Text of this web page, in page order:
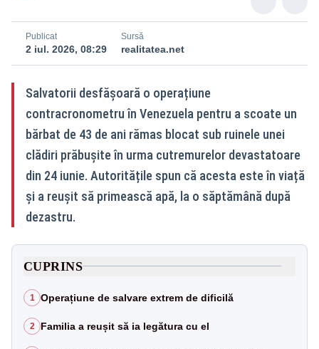
Publicat
2 iul. 2026, 08:29
Sursă
realitatea.net
Salvatorii desfășoară o operațiune
contracronometru în Venezuela pentru a scoate un
bărbat de 43 de ani rămas blocat sub ruinele unei
clădiri prăbușite în urma cutremurelor devastatoare
din 24 iunie. Autoritățile spun că acesta este în viață
și a reușit să primească apă, la o săptămână după
dezastru.
CUPRINS
1 Operațiune de salvare extrem de dificilă
2 Familia a reușit să ia legătura cu el